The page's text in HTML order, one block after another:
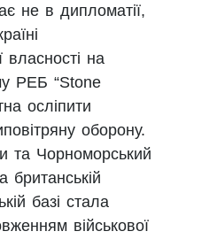
не в дипломатії,
власності на
РЕБ “Stone
осліпити
оборону.
та Чорноморський
британській
базі стала
військової